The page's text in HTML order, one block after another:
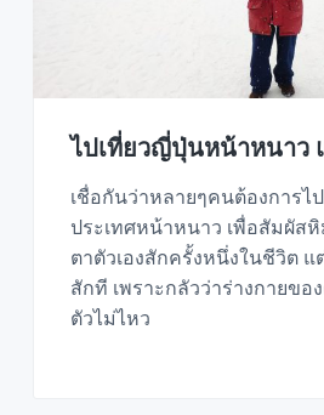
ไปเที่ยวญี่ปุ่นหน้าหนาว
เชื่อกันว่าหลายๆคนต้องการไ
ประเทศหน้าหนาว เพื่อสัมผัส
ตาตัวเองสักครั้งหนึ่งในชีวิต แ
สักที เพราะกลัวว่าร่างกายขอ
ตัวไม่ไหว